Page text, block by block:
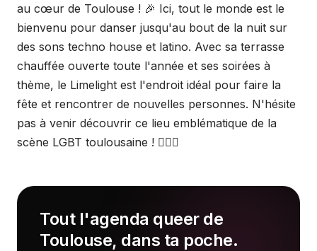
au cœur de Toulouse ! 🎉 Ici, tout le monde est le
bienvenu pour danser jusqu'au bout de la nuit sur
des sons techno house et latino. Avec sa terrasse
chauffée ouverte toute l'année et ses soirées à
thème, le Limelight est l'endroit idéal pour faire la
fête et rencontrer de nouvelles personnes. N'hésite
pas à venir découvrir ce lieu emblématique de la
scène LGBT toulousaine ! 🏳️‍🌈🎶
Tout l'agenda queer de
Toulouse, dans ta poche.